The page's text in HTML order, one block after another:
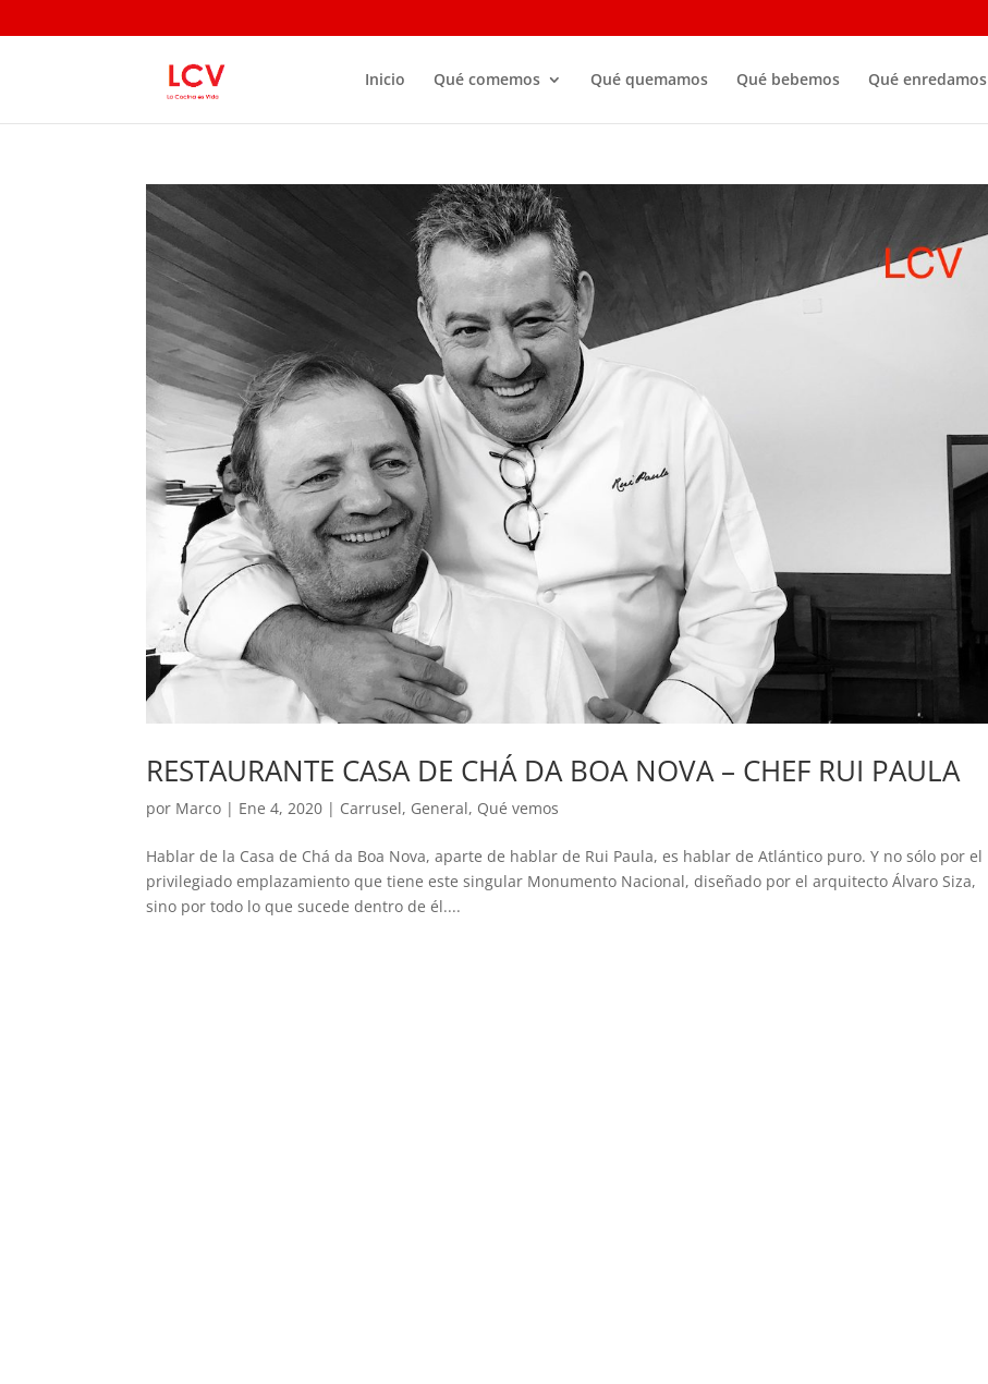
Inicio Qué comemos Qué quemamos Qué bebemos Qué enredamos
RESTAURANTE CASA DE CHÁ DA BOA NOVA – CHEF RUI PAULA
por Marco | Ene 4, 2020 | Carrusel, General, Qué vemos
Hablar de la Casa de Chá da Boa Nova, aparte de hablar de Rui Paula, es hablar de Atlántico puro. Y no sólo por el
privilegiado emplazamiento que tiene este singular Monumento Nacional, diseñado por el arquitecto Álvaro Siza,
sino por todo lo que sucede dentro de él....